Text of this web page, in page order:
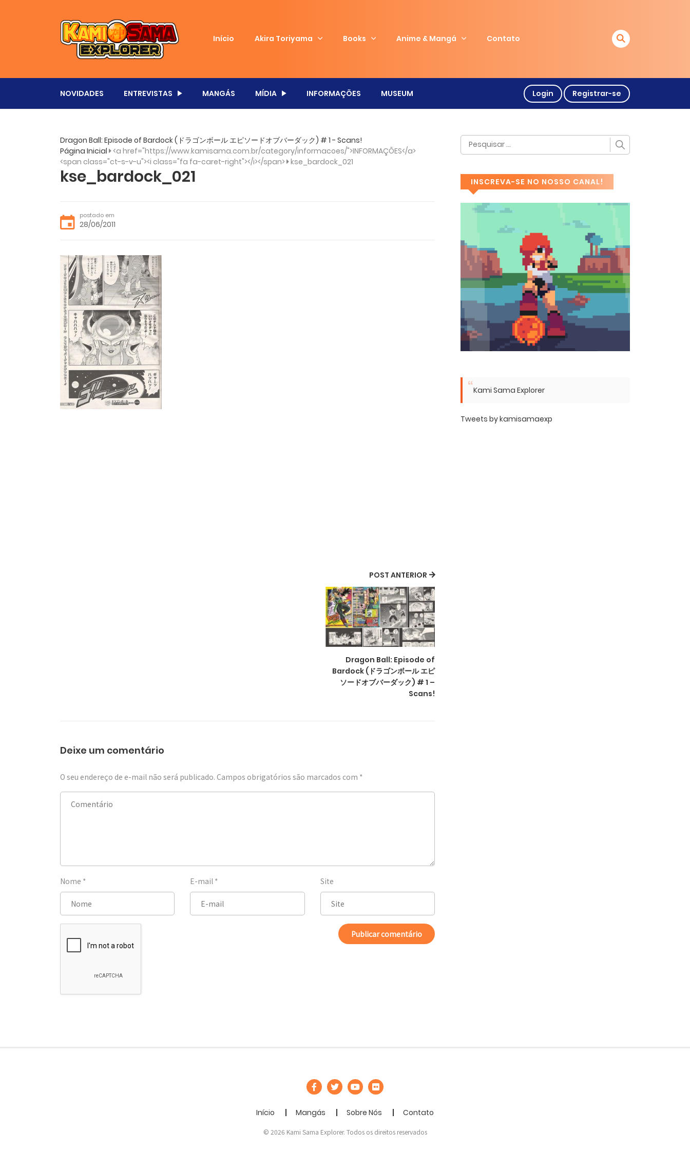
Início Akira Toriyama Books Anime & Mangá Contato
NOVIDADES ENTREVISTAS MANGÁS MÍDIA INFORMAÇÕES MUSEUM Login Registrar-se
Dragon Ball: Episode of Bardock (ドラゴンボール エピソードオブバーダック) # 1 - Scans!
Página Inicial <a href="https://www.kamisama.com.br/category/informacoes/">INFORMAÇÕES</a>
<span class="ct-s-v-u"><i class="fa fa-caret-right"></i></span> kse_bardock_021
kse_bardock_021
postado em
28/06/2011
POST ANTERIOR
Dragon Ball: Episode of
Bardock (ドラゴンボール エピ
ソードオブバーダック) # 1 –
Scans!
Deixe um comentário
O seu endereço de e-mail não será publicado. Campos obrigatórios são marcados com *
Nome * E-mail * Site
INSCREVA-SE NO NOSSO CANAL!
Kami Sama Explorer
Tweets by kamisamaexp
Início Mangás Sobre Nós Contato
© 2026 Kami Sama Explorer. Todos os direitos reservados